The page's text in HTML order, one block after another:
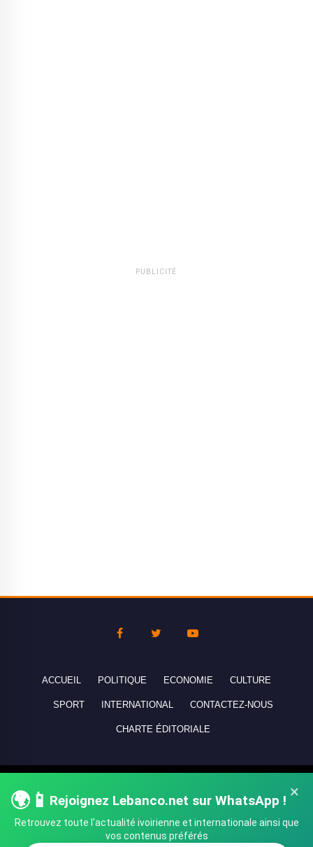
PUBLICITÉ
×
🌍📱 Rejoignez Lebanco.net sur WhatsApp !
Retrouvez toute l'actualité ivoirienne et internationale ainsi que
vos contenus préférés
ACCUEIL POLITIQUE ECONOMIE CULTURE
SPORT INTERNATIONAL CONTACTEZ-NOUS
CHARTE ÉDITORIALE
réservés - All rights reserved.